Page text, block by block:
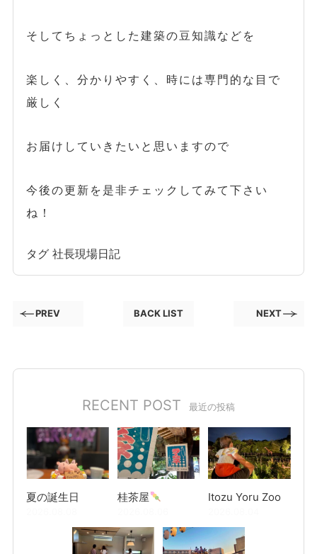
そしてちょっとした建築の豆知識などを
楽しく、分かりやすく、時には専門的な目で
厳しく
お届けしていきたいと思いますので
今後の更新を是非チェックしてみて下さい
ね！
タグ 社長現場日記
PREV BACK LIST NEXT
RECENT POST 最近の投稿
夏の誕生日 桂茶屋 Itozu Yoru Zoo